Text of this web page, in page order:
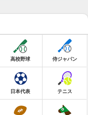
高校野球 侍ジャパン
日本代表 テニス